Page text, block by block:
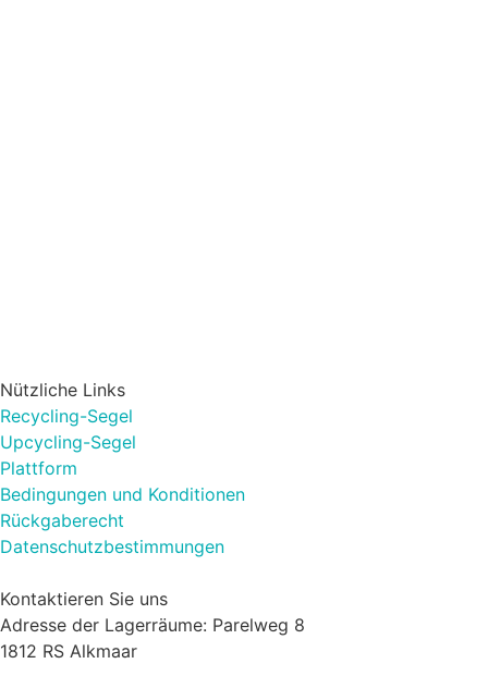
Nützliche Links
Recycling-Segel
Upcycling-Segel
Plattform
Bedingungen und Konditionen
Rückgaberecht
Datenschutzbestimmungen
Kontaktieren Sie uns
Adresse der Lagerräume: Parelweg 8
1812 RS Alkmaar